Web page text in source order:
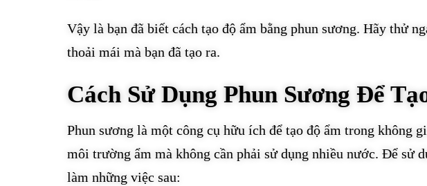
Vậy là bạn đã biết cách tạo độ ẩm bằng phun sương. Hãy thử
thoải mái mà bạn đã tạo ra.
Cách Sử Dụng Phun Sương Để
Phun sương là một công cụ hữu ích để tạo độ ẩm trong không
môi trường ẩm mà không cần phải sử dụng nhiều nước. Để sử
làm những việc sau: